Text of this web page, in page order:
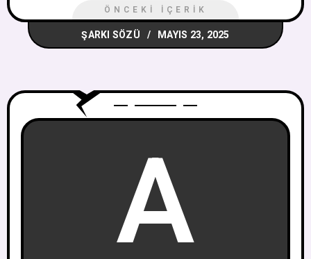
ÖNCEKI İÇERIK
ŞARKI SÖZÜ MAYIS 23, 2025
A